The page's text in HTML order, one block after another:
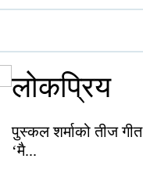
लोकप्रिय
पुस्कल शर्माको तीज गीत
‘मै...